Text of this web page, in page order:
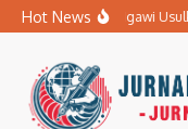
Lewati ke konten
Hot NewsPemkab Ngawi